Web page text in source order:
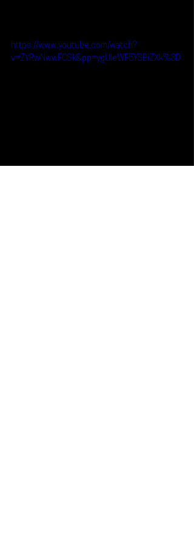
https://www.youtube.com/watch?
v=ZYRwNwwFCSk&pp=ygUIeWF5YSBiZXk%3D